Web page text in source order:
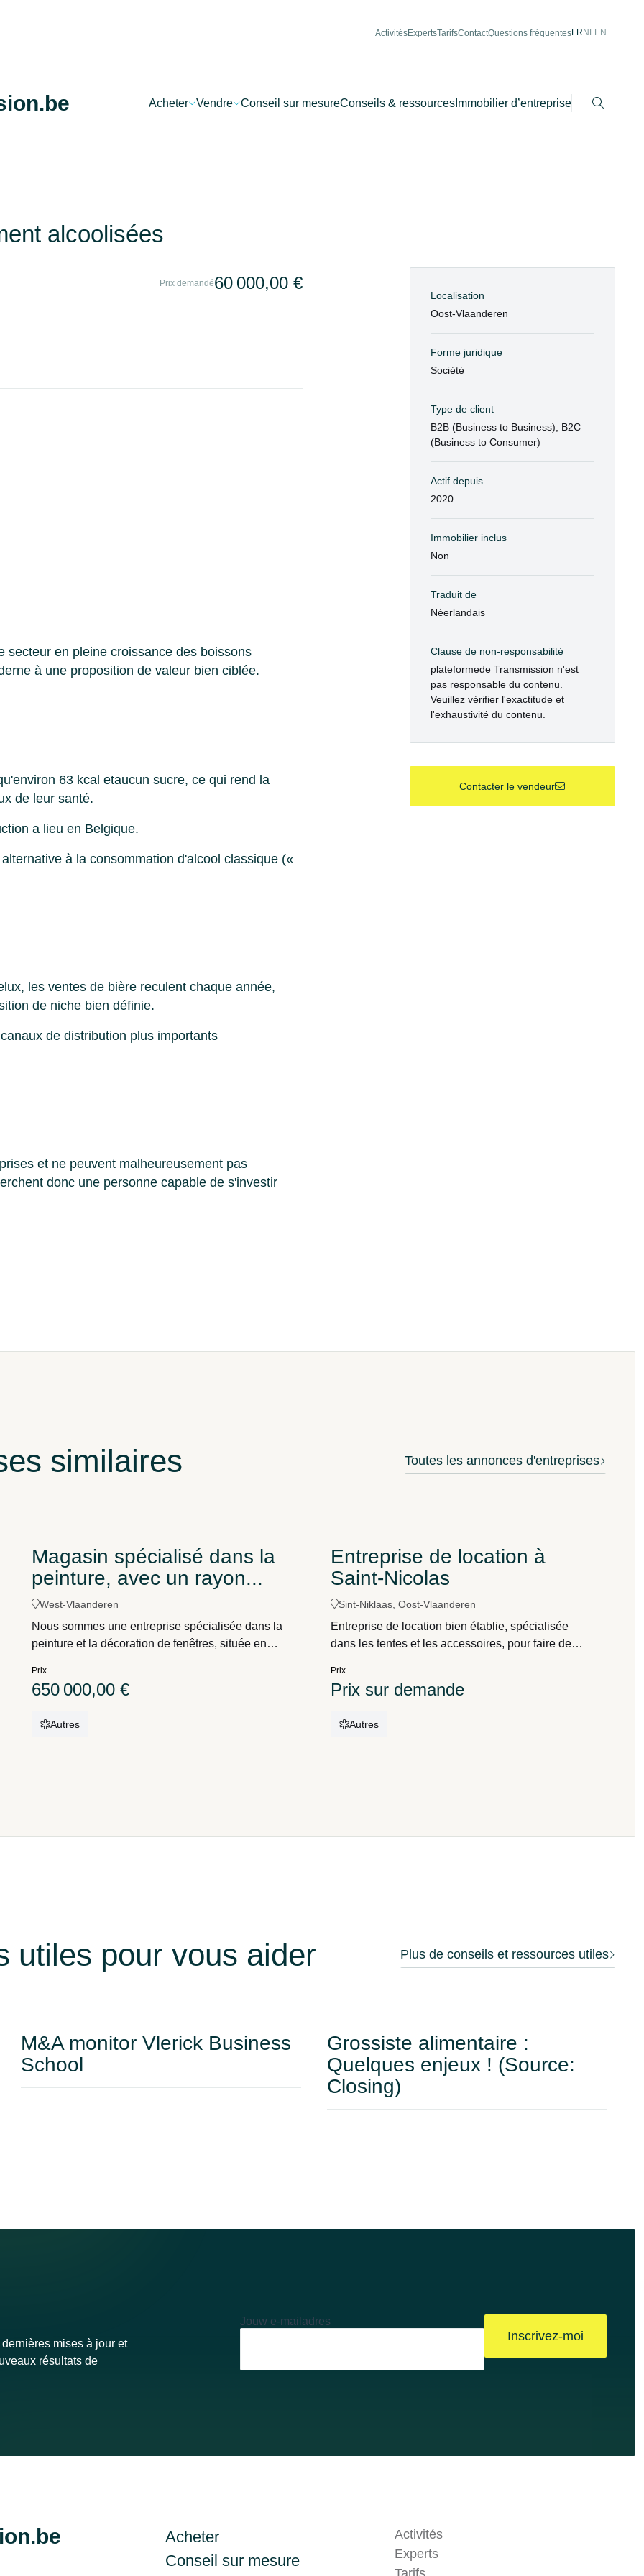
ActivitésExpertsTarifsContactQuestions fréquentesFR NLEN
Acheter Vendre Conseil sur mesureConseils & ressources Immobilier d’entreprise
alcoolisées
Prix demandé60 000,00 €
secteur en pleine croissance des boissons
à une proposition de valeur bien ciblée.
63 kcal etaucun sucre, ce qui rend la
de leur santé.
a lieu en Belgique.
à la consommation d'alcool classique («
les ventes de bière reculent chaque année,
de niche bien définie.
de distribution plus importants
et ne peuvent malheureusement pas
donc une personne capable de s'investir
Localisation
Oost-Vlaanderen
Forme juridique
Société
Type de client
B2B (Business to Business), B2C
(Business to Consumer)
Actif depuis
2020
Immobilier inclus
Non
Traduit de
Néerlandais
Clause de non-responsabilité
plateformede Transmission n'est
pas responsable du contenu.
Veuillez vérifier l'exactitude et
l'exhaustivité du contenu.
Contacter le vendeur
similaires Toutes les annonces d'entreprises
Magasin spécialisé dans la
peinture, avec un rayon...
West-Vlaanderen
Nous sommes une entreprise spécialisée dans la
peinture et la décoration de fenêtres, située en
de clients important. Nous recherchons un
de santé.
Prix
650 000,00 €
Autres
Entreprise de location à
Saint-Nicolas
Sint-Niklaas, Oost-Vlaanderen
Entreprise de location bien établie, spécialisée
dans les tentes et les accessoires, pour faire de
Prix
Prix sur demande
Autres
utiles pour vous aider Plus de conseils et ressources utiles
M&A monitor Vlerick Business
School
Grossiste alimentaire :
Quelques enjeux ! (Source:
Closing)
mises à jour et
résultats de
Jouw e-mailadres
Inscrivez-moi
Acheter
Conseil sur mesure
Activités
Experts